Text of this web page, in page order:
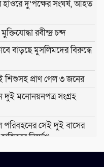
হাওরে দু’পক্ষের সংঘর্ষ, আহত
রবীন্দ্র চন্দ
বাড়ছে মুসলিমদের বিরুদ্ধে
শিশুসহ প্রাণ গেল ৩ জনের
দুই মনোনয়নপত্র সংগ্রহ
পরিবহনের সেই দুই বাসের
নির্দেশ
পরিষদের বৈঠক: রাষ্ট্রপতি